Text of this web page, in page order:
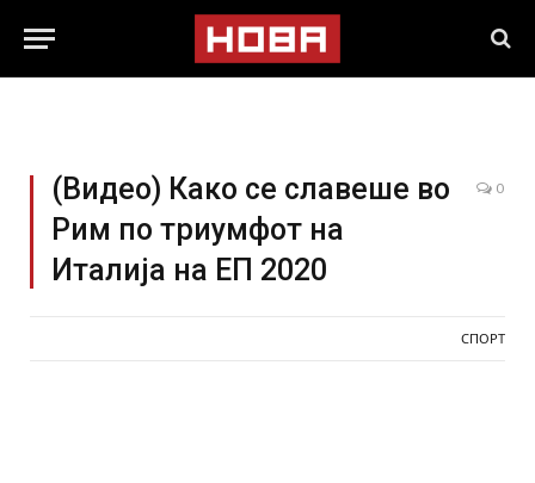
(Видео) Како се славеше во
Рим по триумфот на
Италија на ЕП 2020
0
СПОРТ